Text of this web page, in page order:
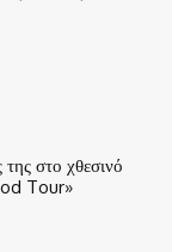
στο χθεσινό
Tour»